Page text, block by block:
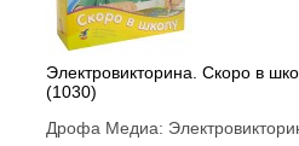
Электровикторина. Скоро в
(1030)
Дрофа Медиа: